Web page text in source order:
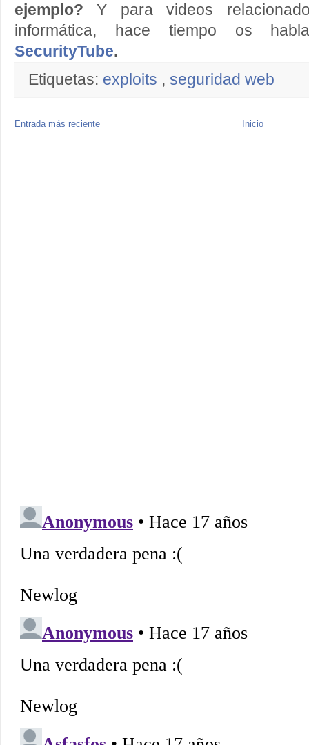
ejemplo?Y
para videos
informática, hace tiempo os
SecurityTube.
Etiquetas: exploits , seguridad web
Entrada más reciente Inicio